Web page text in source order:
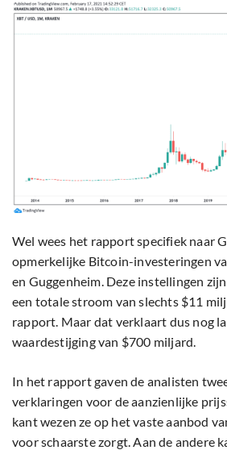
Wel wees het rapport specifiek naar
opmerkelijke Bitcoin-investeringen
en Guggenheim. Deze instellingen
een totale stroom van slechts $11
rapport. Maar dat verklaart dus nog
waardestijging van $700 miljard.
In het rapport gaven de analisten
verklaringen voor de aanzienlijke
kant wezen ze op het vaste aanbod
voor schaarste zorgt. Aan de andere